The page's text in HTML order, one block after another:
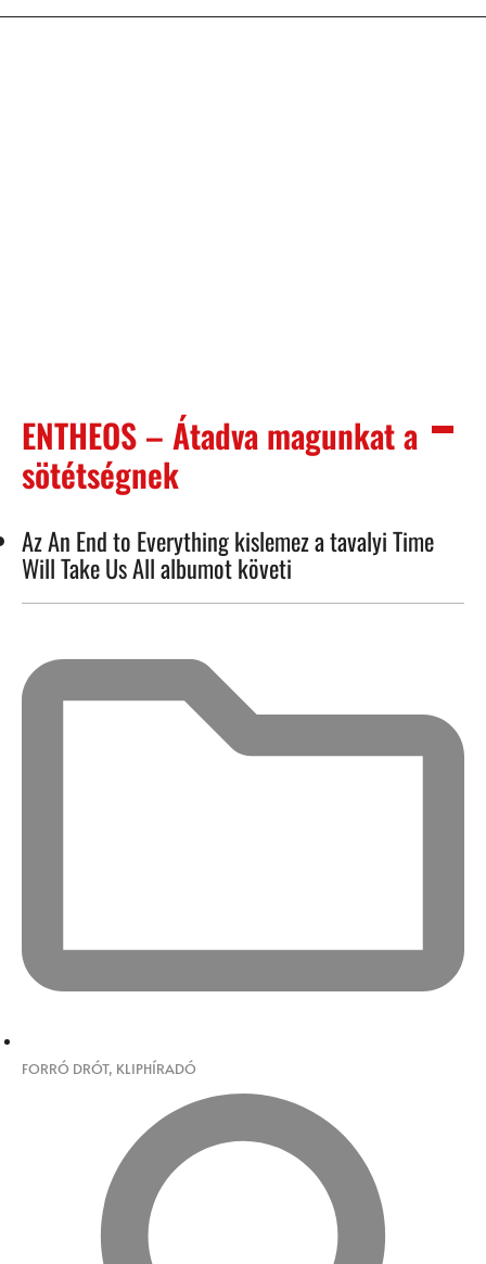
ENTHEOS – Átadva magunkat a
sötétségnek
Az An End to Everything kislemez a tavalyi Time
Will Take Us All albumot követi
FORRÓ DRÓT, KLIPHÍRADÓ